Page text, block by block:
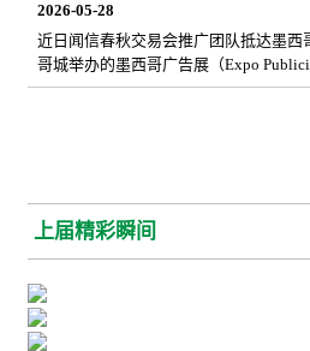
面深度对接西班牙、德国、意大利、英
亚、俄罗斯等，也有个别来自摩洛哥、
区设备经销商、标识工程商及广告行业
2026-05-28
近日闻信春秋交易会推广团队抵达墨西
哥城举办的墨西哥广告展（Expo
了展会的海外宣传与专业观众的邀请，
市场，拓展优质外贸合作机会。推广
与现场行业专业买家深入交流，积极推
模、特色优势与行业资源，诚意邀约
上届精彩瞬间